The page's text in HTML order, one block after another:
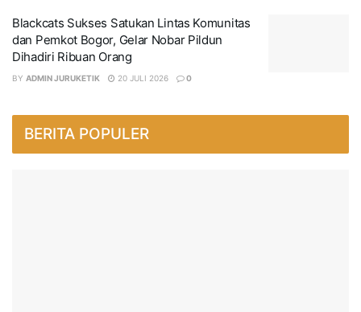
Blackcats Sukses Satukan Lintas Komunitas
dan Pemkot Bogor, Gelar Nobar Pildun
Dihadiri Ribuan Orang
BY ADMIN JURUKETIK 20 JULI 2026 0
BERITA POPULER